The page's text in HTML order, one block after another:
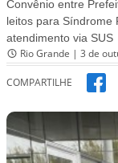
Convênio entre
leitos para Síndrome
atendimento via SUS
Rio Grande | 3 de
COMPARTILHE